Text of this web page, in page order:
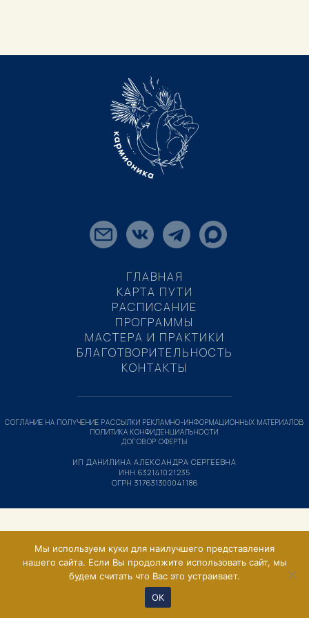
ГЛАВНАЯ
КАРТА ПУТИ
РАСПИСАНИЕ
ПРОГРАММЫ
МАСТЕРА И ПРАКТИКИ
БЛАГОТВОРИТЕЛЬНОСТЬ
КОНТАКТЫ
ИП ДАНИЛИНА АЛЕКСАНДРА СЕРГЕЕВНА
ИНН 632141021235
ОГРН 317631300041186
СОГЛАНИЕ НА ПОЛУЧЕНИЕ РАССЫЛКИ РЕКЛАМНО-ИНФОРМАЦИОННЫХ МАТЕРИАЛОВ
ПОЛИТИКА КОНФИДЕНЦИАЛЬНОСТИ
ДОГОВОР ОФЕРТЫ
Мы используем куки для наилучшего представления
нашего сайта. Если Вы продолжите использовать сайт, мы
будем считать что Вас это устраивает.
ОК